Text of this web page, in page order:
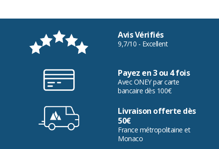
Avis Vérifiés
9,7/10 - Excellent
Payez en 3 ou 4 fois
Avec ONEY par carte
bancaire dès 100€
Livraison offerte dès
50€
France métropolitaine et
Monaco